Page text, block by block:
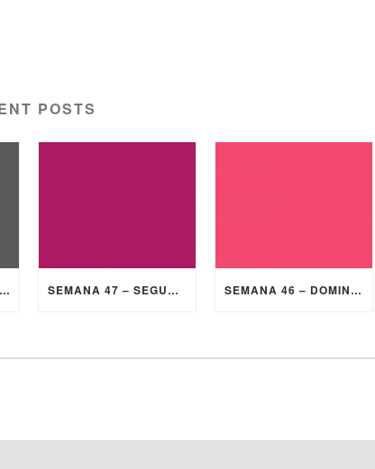
POSTS
SEMANA 47 – TERÇA-FEIRA SEMANA 47 – SEGUNDA-FEIRA SEMANA 46 – DOMINGO